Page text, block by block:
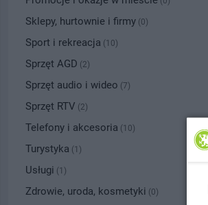
Sklepy, hurtownie i firmy (0)
Sport i rekreacja (10)
Sprzęt AGD (2)
Sprzęt audio i wideo (7)
Sprzęt RTV (2)
Telefony i akcesoria (10)
Turystyka (1)
Usługi (1)
Zdrowie, uroda, kosmetyki (0)